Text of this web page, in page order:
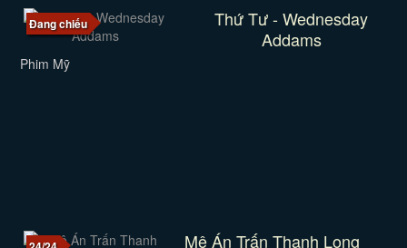
Đang chiếu
Thứ Tư - Wednesday
Addams
Phim Mỹ
Mê Án Trấn Thanh Long